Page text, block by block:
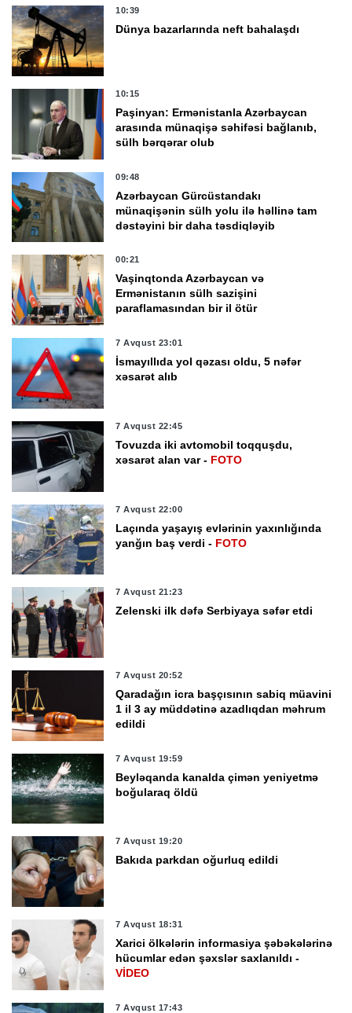
10:39
Dünya bazarlarında neft bahalaşdı
10:15
Paşinyan: Ermənistanla Azərbaycan
arasında münaqişə səhifəsi bağlanıb,
sülh bərqərar olub
09:48
Azərbaycan Gürcüstandakı
münaqişənin sülh yolu ilə həllinə tam
dəstəyini bir daha təsdiqləyib
00:21
Vaşinqtonda Azərbaycan və
Ermənistanın sülh sazişini
paraflamasından bir il ötür
7 Avqust 23:01
İsmayıllıda yol qəzası oldu, 5 nəfər
xəsarət alıb
7 Avqust 22:45
Tovuzda iki avtomobil toqquşdu,
xəsarət alan var - FOTO
7 Avqust 22:00
Laçında yaşayış evlərinin yaxınlığında
yanğın baş verdi - FOTO
7 Avqust 21:23
Zelenski ilk dəfə Serbiyaya səfər etdi
7 Avqust 20:52
Qaradağın icra başçısının sabiq müavini
1 il 3 ay müddətinə azadlıqdan məhrum
edildi
7 Avqust 19:59
Beyləqanda kanalda çimən yeniyetmə
boğularaq öldü
7 Avqust 19:20
Bakıda parkdan oğurluq edildi
7 Avqust 18:31
Xarici ölkələrin informasiya şəbəkələrinə
hücumlar edən şəxslər saxlanıldı -
VİDEO
7 Avqust 17:43